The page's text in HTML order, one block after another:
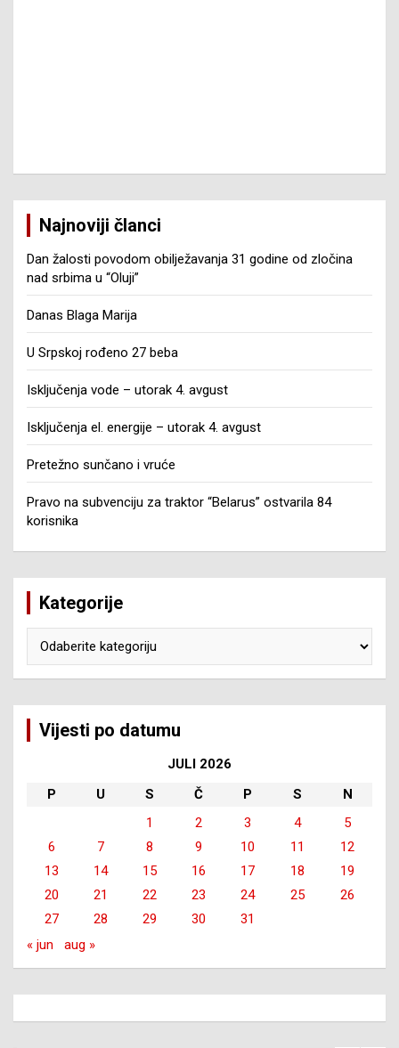
Najnoviji članci
Dan žalosti povodom obilježavanja 31 godine od zločina
nad srbima u “Oluji”
Danas Blaga Marija
U Srpskoj rođeno 27 beba
Isključenja vode – utorak 4. avgust
Isključenja el. energije – utorak 4. avgust
Pretežno sunčano i vruće
Pravo na subvenciju za traktor “Belarus” ostvarila 84
korisnika
Kategorije
Vijesti po datumu
JULI 2026
P
U S Č P S
N
1
2 3 4
5
6
7 8 9 10 11
12
13
14 15 16 17 18
19
20
21 22 23 24 25
26
27
28 29 30
31
« jun
aug »